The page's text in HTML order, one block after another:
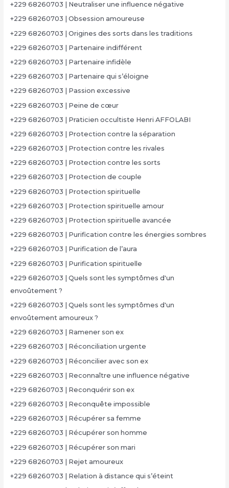
+229 68260703 | Neutraliser une influence négative
+229 68260703 | Obsession amoureuse
+229 68260703 | Origines des sorts dans les traditions
+229 68260703 | Partenaire indifférent
+229 68260703 | Partenaire infidèle
+229 68260703 | Partenaire qui s’éloigne
+229 68260703 | Passion excessive
+229 68260703 | Peine de cœur
+229 68260703 | Praticien occultiste Henri AFFOLABI
+229 68260703 | Protection contre la séparation
+229 68260703 | Protection contre les rivales
+229 68260703 | Protection contre les sorts
+229 68260703 | Protection de couple
+229 68260703 | Protection spirituelle
+229 68260703 | Protection spirituelle amour
+229 68260703 | Protection spirituelle avancée
+229 68260703 | Purification contre les énergies sombres
+229 68260703 | Purification de l’aura
+229 68260703 | Purification spirituelle
+229 68260703 | Quels sont les symptômes d'un
envoûtement ?
+229 68260703 | Quels sont les symptômes d'un
envoûtement amoureux ?
+229 68260703 | Ramener son ex
+229 68260703 | Réconciliation urgente
+229 68260703 | Réconcilier avec son ex
+229 68260703 | Reconnaître une influence négative
+229 68260703 | Reconquérir son ex
+229 68260703 | Reconquête impossible
+229 68260703 | Récupérer sa femme
+229 68260703 | Récupérer son homme
+229 68260703 | Récupérer son mari
+229 68260703 | Rejet amoureux
+229 68260703 | Relation à distance qui s’éteint